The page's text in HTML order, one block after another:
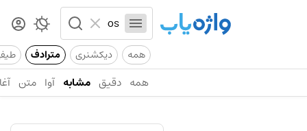
همه دیکشنری مترادف
همه دقیق مشابه آوا متن